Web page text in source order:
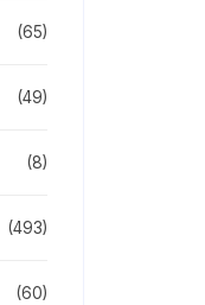
(65)
(49)
(8)
(493)
(60)